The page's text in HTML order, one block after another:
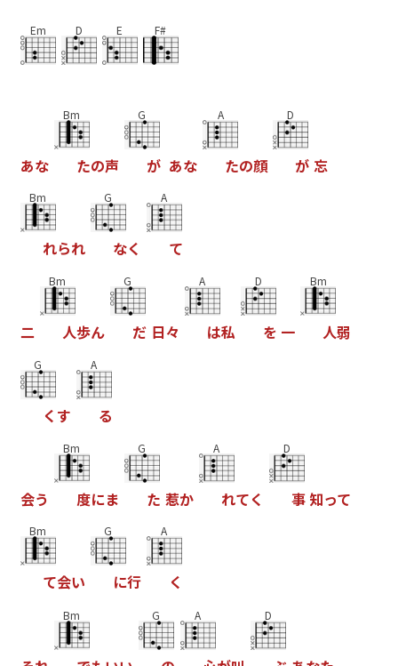
Em D E F#
あな
Bm
たの声
G
が あな
A
たの顔
D
が 忘
Bm
れられ
G
なく
A
て
二
Bm
人歩ん
G
だ 日々
A
は私
D
を 一
Bm
人弱
G
く す
A
る
会う
Bm
度にま
G
た 惹か
A
れてく
D
事 知って
Bm
て会い
G
に行
A
く
Bm G A D